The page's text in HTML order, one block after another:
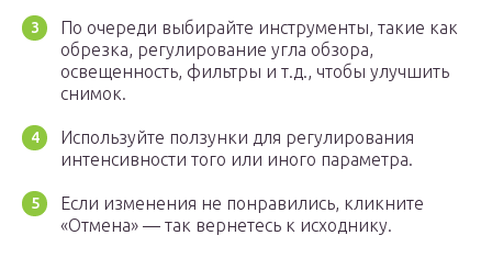
По очереди выбирайте инструменты, такие как
обрезка, регулирование угла обзора,
освещенность, фильтры и т.д., чтобы улучшить
снимок.
Используйте ползунки для регулирования
интенсивности того или иного параметра.
Если изменения не понравились, кликните
«Отмена» — так вернетесь к исходнику.